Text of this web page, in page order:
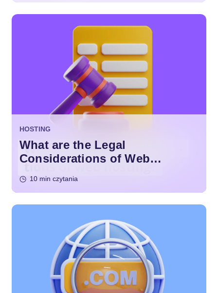
HOSTING
What are the Legal
Considerations of Web
10 min czytania